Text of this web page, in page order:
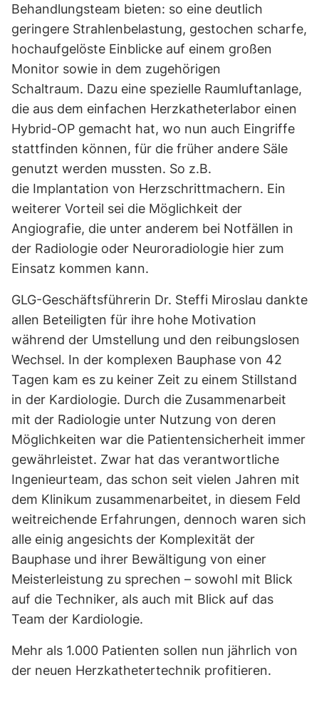
Behandlungsteam bieten: so eine deutlich
geringere Strahlenbelastung, gestochen scharfe,
hochaufgelöste Einblicke auf einem großen
Monitor sowie in dem zugehörigen
Schaltraum. Dazu eine spezielle Raumluftanlage,
die aus dem einfachen Herzkatheterlabor einen
Hybrid-OP gemacht hat, wo nun auch Eingriffe
stattfinden können, für die früher andere Säle
genutzt werden mussten. So z.B.
die Implantation von Herzschrittmachern. Ein
weiterer Vorteil sei die Möglichkeit der
Angiografie, die unter anderem bei Notfällen in
der Radiologie oder Neuroradiologie hier zum
Einsatz kommen kann.
GLG-Geschäftsführerin Dr. Steffi Miroslau dankte
allen Beteiligten für ihre hohe Motivation
während der Umstellung und den reibungslosen
Wechsel. In der komplexen Bauphase von 42
Tagen kam es zu keiner Zeit zu einem Stillstand
in der Kardiologie. Durch die Zusammenarbeit
mit der Radiologie unter Nutzung von deren
Möglichkeiten war die Patientensicherheit immer
gewährleistet. Zwar hat das verantwortliche
Ingenieurteam, das schon seit vielen Jahren mit
dem Klinikum zusammenarbeitet, in diesem Feld
weitreichende Erfahrungen, dennoch waren sich
alle einig angesichts der Komplexität der
Bauphase und ihrer Bewältigung von einer
Meisterleistung zu sprechen – sowohl mit Blick
auf die Techniker, als auch mit Blick auf das
Team der Kardiologie.
Mehr als 1.000 Patienten sollen nun jährlich von
der neuen Herzkathetertechnik profitieren.